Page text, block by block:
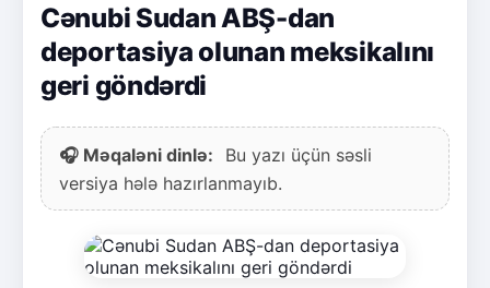
Cənubi Sudan ABŞ-dan
deportasiya olunan meksikalını
geri göndərdi
🎧 Məqaləni dinlə:
Bu yazı üçün səsli
versiya hələ hazırlanmayıb.